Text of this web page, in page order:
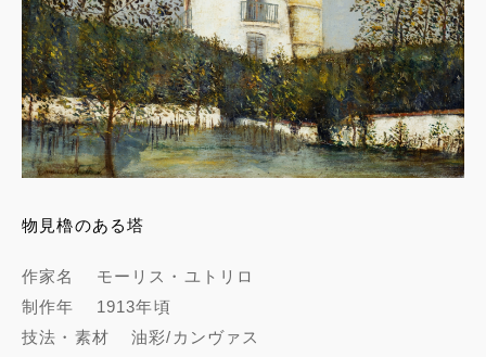
物見櫓のある塔
作家名
モーリス・ユトリロ
制作年
1913年頃
技法・素材
油彩/カンヴァス